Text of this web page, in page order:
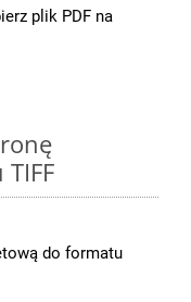
plik PDF na
do formatu